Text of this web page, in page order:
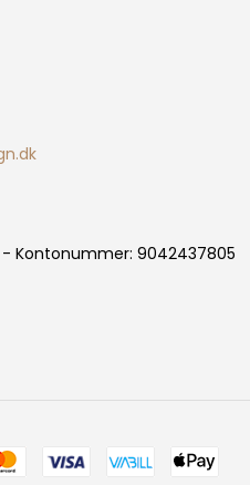
- Kontonummer: 9042437805